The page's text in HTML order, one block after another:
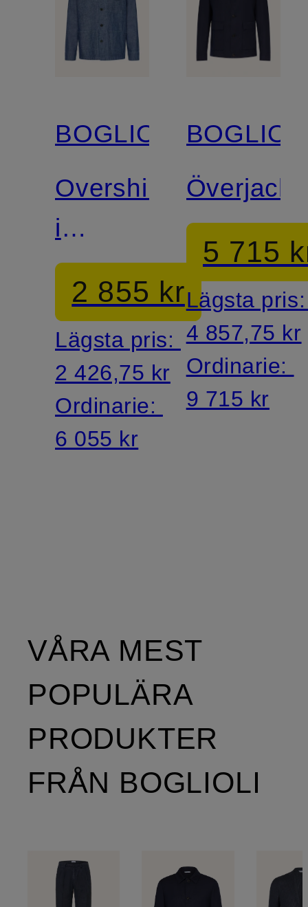
BOGLIOLI
Overshirt
i
jeanslook
2 855 kr
Lägsta pris:
2 426,75 kr
Ordinarie:
6 055 kr
Överjacka
5 715
Lägsta
4 857,75 kr
Ordinarie:
9 715 kr
VÅRA MEST
POPULÄRA
PRODUKTER
FRÅN BOGLIOLI